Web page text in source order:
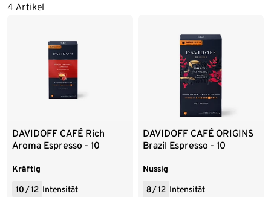
4 Artikel
DAVIDOFF CAFÉ Rich
Aroma Espresso - 10
Kräftig
10/12 Intensität
DAVIDOFF CAFÉ ORIGINS
Brazil Espresso - 10
Nussig
8/12 Intensität